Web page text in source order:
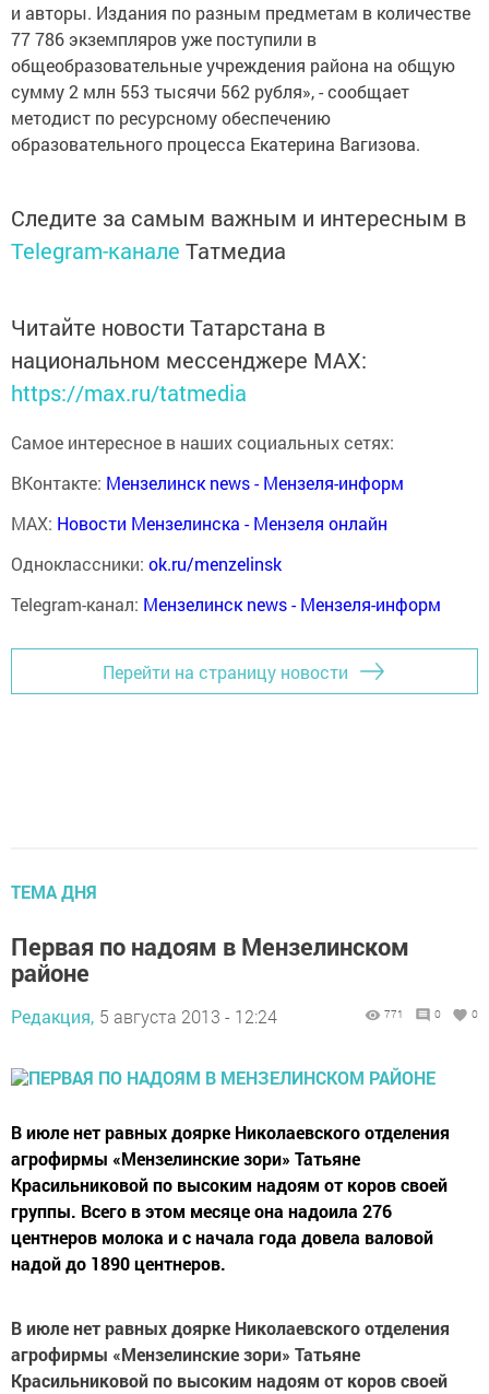
и авторы. Издания по разным предметам в количестве
77 786 экземпляров уже поступили в
общеобразовательные учреждения района на общую
сумму 2 млн 553 тысячи 562 рубля», - сообщает
методист по ресурсному обеспечению
образовательного процесса Екатерина Вагизова.
Следите за самым важным и интересным в
Telegram-канале Татмедиа
Читайте новости Татарстана в
национальном мессенджере MАХ:
https://max.ru/tatmedia
Самое интересное в наших социальных сетях:
ВКонтакте: Мензелинск news - Мензеля-информ
MAX: Новости Мензелинска - Мензеля онлайн
Одноклассники: ok.ru/menzelinsk
Telegram-канал: Мензелинск news - Мензеля-информ
Перейти на страницу новости
ТЕМА ДНЯ
Первая по надоям в Мензелинском
районе
Редакция, 5 августа 2013 - 12:24 771 0 0
В июле нет равных доярке Николаевского отделения
агрофирмы «Мензелинские зори» Татьяне
Красильниковой по высоким надоям от коров своей
группы. Всего в этом месяце она надоила 276
центнеров молока и с начала года довела валовой
надой до 1890 центнеров.
В июле нет равных доярке Николаевского отделения
агрофирмы «Мензелинские зори» Татьяне
Красильниковой по высоким надоям от коров своей